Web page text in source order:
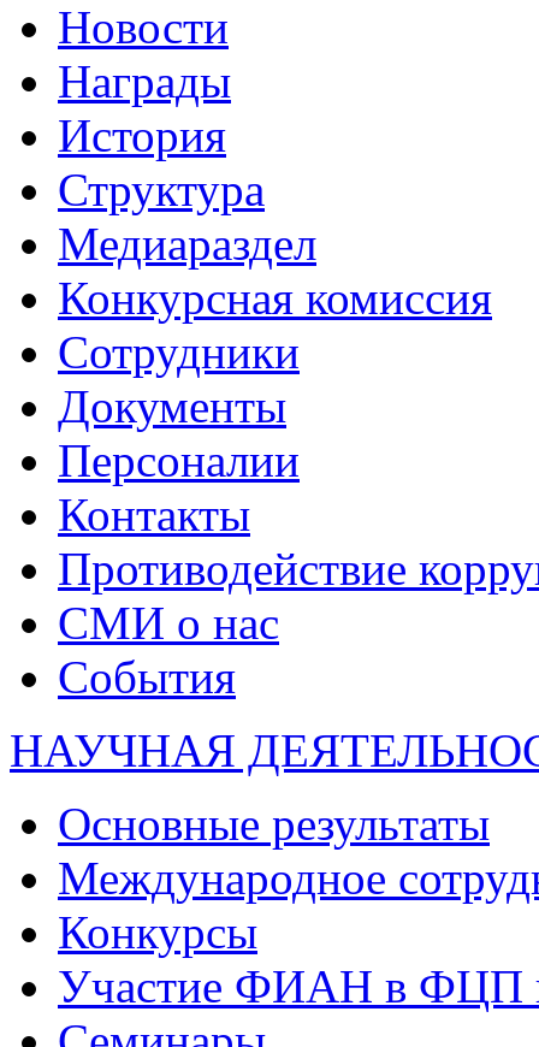
Новости
Награды
История
Структура
Медиараздел
Конкурсная комиссия
Сотрудники
Документы
Персоналии
Контакты
Противодействие
СМИ о нас
События
НАУЧНАЯ
Основные результаты
Международное
Конкурсы
Участие ФИАН в ФЦП